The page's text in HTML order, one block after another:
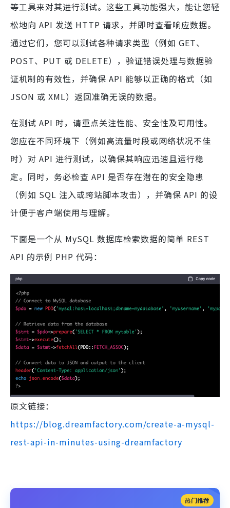
等工具来对其进行测试。这些工具功能强大，能让您轻
松地向 API 发送 HTTP 请求，并即时查看响应数据。
通过它们，您可以测试各种请求类型（例如 GET、
POST、PUT 或 DELETE），验证错误处理与数据验
证机制的有效性，并确保 API 能够以正确的格式（如
JSON 或 XML）返回准确无误的数据。
在测试 API 时，请重点关注性能、安全性及可用性。
您应在不同环境下（例如高流量时段或网络状况不佳
时）对 API 进行测试，以确保其响应迅速且运行稳
定。同时，务必检查 API 是否存在潜在的安全隐患
（例如 SQL 注入或跨站脚本攻击），并确保 API 的设
计便于客户端使用与理解。
下面是一个从 MySQL 数据库检索数据的简单 REST
API 的示例 PHP 代码：
原文链接：
https://blog.dreamfactory.com/create-a-mysql-
rest-api-in-minutes-using-dreamfactory
热门推荐